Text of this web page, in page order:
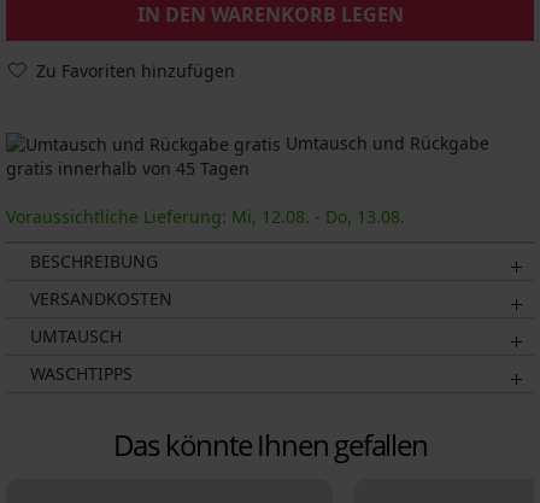
IN DEN WARENKORB LEGEN
Zu Favoriten hinzufügen
Umtausch und Rückgabe
gratis innerhalb von 45 Tagen
Voraussichtliche Lieferung: Mi, 12.08. - Do, 13.08.
BESCHREIBUNG
VERSANDKOSTEN
UMTAUSCH
WASCHTIPPS
Das könnte Ihnen gefallen